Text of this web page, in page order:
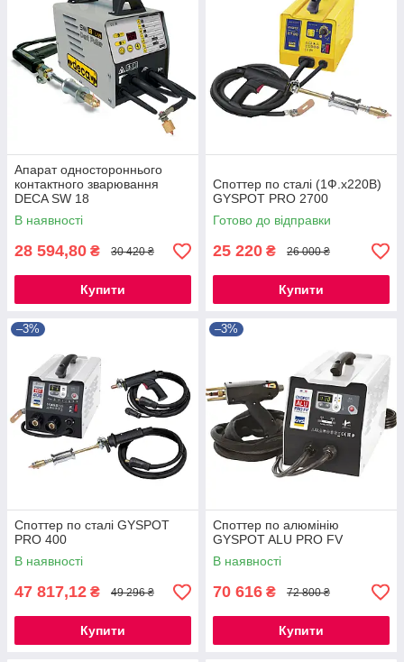
Апарат одностороннього
контактного зварювання
DECA SW 18
В наявності
28 594,80 ₴ 30 420 ₴
Купити
Споттер по сталі (1Ф.х220В)
GYSPOT PRO 2700
Готово до відправки
25 220 ₴ 26 000 ₴
Купити
–3%
Споттер по сталі GYSPOT
PRO 400
В наявності
47 817,12 ₴ 49 296 ₴
Купити
–3%
Споттер по алюмінію
GYSPOT ALU PRO FV
В наявності
70 616 ₴ 72 800 ₴
Купити